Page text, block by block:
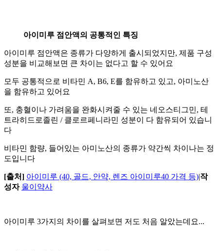
아이미루 점안액의 공통적인 특징
아이미루 점안액은 종류가 다양하게 출시되었지만, 제품 구성
성분을 비교해보면 큰 차이는 없다고 할 수 있어요
모두 공통적으로 비타민 A, B6, E를 함유하고 있고, 아미노산
을 함유하고 있어요
또, 충혈이나 가려움을 완화시켜줄 수 있는 네오스티그민, 테
트라히드로졸린 / 클로르페니라민 성분이 다 함유되어 있습니
다
비타민 함량, 들어있는 아미노산의 종류가 약간씩 차이나는 정
도입니다
[출처] 아이미루 (40, 골드, 안약, 렌즈 아이미루40 가격 등)|작
성자 울이약사
아이미루 3가지의 차이를 살펴보면 저도 처음 알았는데요...